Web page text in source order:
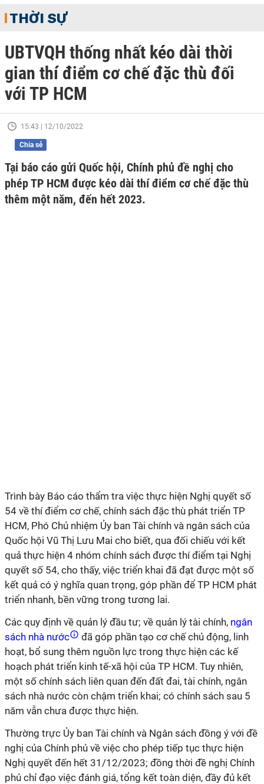
THỜI SỰ
UBTVQH thống nhất kéo dài thời
gian thí điểm cơ chế đặc thù đối
với TP HCM
15:43 | 12/10/2022
Chia sẻ
Tại báo cáo gửi Quốc hội, Chính phủ đề nghị cho
phép TP HCM được kéo dài thí điểm cơ chế đặc thù
thêm một năm, đến hết 2023.
Trình bày Báo cáo thẩm tra việc thực hiện Nghị quyết số
54 về thí điểm cơ chế, chính sách đặc thù phát triển TP
HCM, Phó Chủ nhiệm Ủy ban Tài chính và ngân sách của
Quốc hội Vũ Thị Lưu Mai cho biết, qua đối chiếu với kết
quả thực hiện 4 nhóm chính sách được thí điểm tại Nghị
quyết số 54, cho thấy, việc triển khai đã đạt được một số
kết quả có ý nghĩa quan trọng, góp phần để TP HCM phát
triển nhanh, bền vững trong tương lai.
Các quy định về quản lý đầu tư; về quản lý tài chính, ngân
sách nhà nước
đã góp phần tạo cơ chế chủ động, linh
hoạt, bổ sung thêm nguồn lực trong thực hiện các kế
hoạch phát triển kinh tế-xã hội của TP HCM. Tuy nhiên,
một số chính sách liên quan đến đất đai, tài chính, ngân
sách nhà nước còn chậm triển khai; có chính sách sau 5
năm vẫn chưa được thực hiện.
Thường trực Ủy ban Tài chính và Ngân sách đồng ý với đề
nghị của Chính phủ về việc cho phép tiếp tục thực hiện
Nghị quyết đến hết 31/12/2023; đồng thời đề nghị Chính
phủ chỉ đạo việc đánh giá, tổng kết toàn diện, đầy đủ kết